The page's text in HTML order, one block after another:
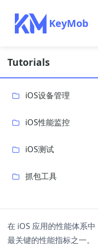
KeyMob
Tutorials
iOS设备管理
iOS性能监控
iOS测试
抓包工具
在 iOS 应用的性能体系中
最关键的性能指标之一。